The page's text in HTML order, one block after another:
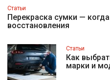
Статьи
Перекраска сумки —
восстановления
Статьи
Как
марки и